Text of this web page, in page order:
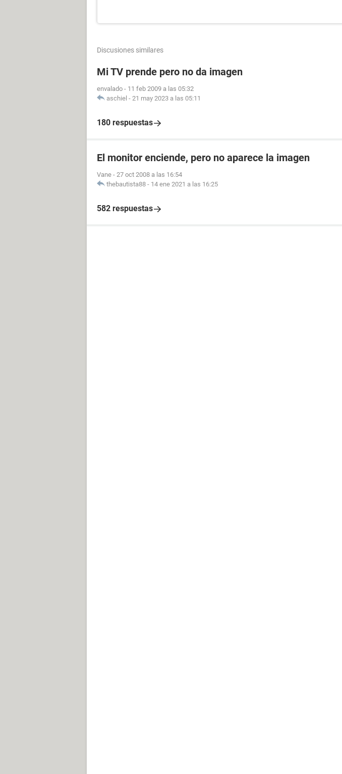
Discusiones similares
Mi TV prende pero no da imagen
envalado - 11 feb 2009 a las 05:32
aschiel - 21 may 2023 a las 05:11
180 respuestas
El monitor enciende, pero no aparece la imagen
Vane - 27 oct 2008 a las 16:54
thebautista88 - 14 ene 2021 a las 16:25
582 respuestas